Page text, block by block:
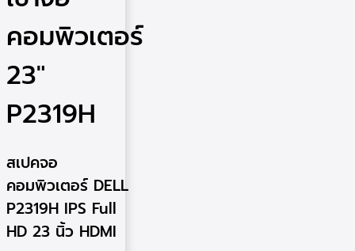
คอมพิวเตอร์
23″
P2319H
สเปคจอ
คอมพิวเตอร์ DELL
P2319H IPS Full
HD 23 นิ้ว HDMI